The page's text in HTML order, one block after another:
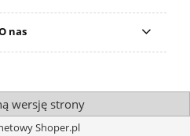
nas
wersję strony
Shoper.pl